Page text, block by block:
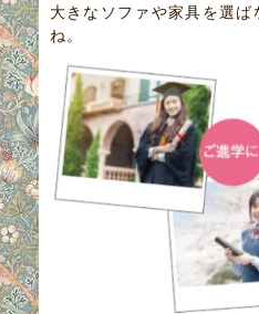
大きなソファや家具を選
ね。